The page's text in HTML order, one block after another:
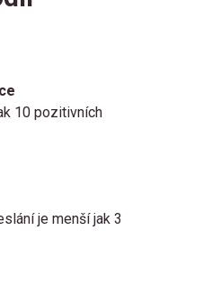
10 pozitivních
je menší jak 3